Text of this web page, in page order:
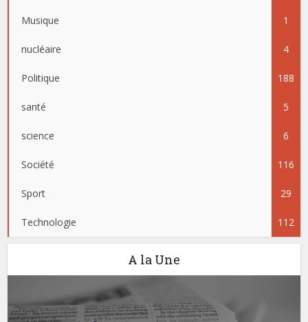
Musique 1
nucléaire 4
Politique 188
santé 5
science 6
Société 116
Sport 29
Technologie 112
A la Une